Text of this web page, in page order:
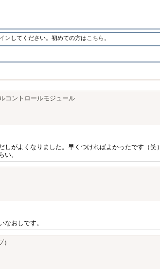
ン してください。初めての方はこちら 。
コントロールモジュール
がよくなりました。早くつければよかったです（笑）
い。
なおしです。